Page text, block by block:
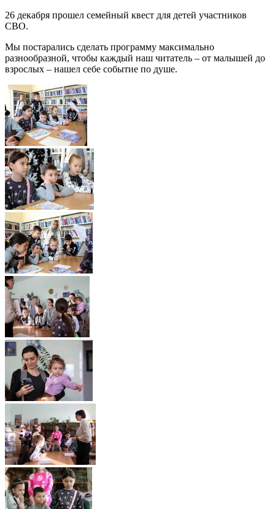
26 декабря прошел семейный квест для детей участников
СВО.
Мы постарались сделать программу максимально
разнообразной, чтобы каждый наш читатель – от малышей до
взрослых – нашел себе событие по душе.